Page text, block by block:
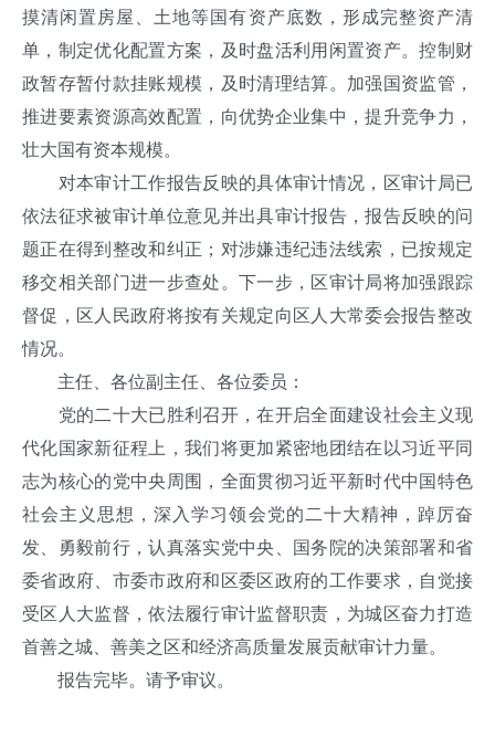
摸清闲置房屋、土地等国有资产底数，形成完整资产清
单，制定优化配置方案，及时盘活利用闲置资产。控制财
政暂存暂付款挂账规模，及时清理结算。加强国资监管，
推进要素资源高效配置，向优势企业集中，提升竞争力，
壮大国有资本规模。
对本审计工作报告反映的具体审计情况，区审计局已
依法征求被审计单位意见并出具审计报告，报告反映的问
题正在得到整改和纠正；对涉嫌违纪违法线索，已按规定
移交相关部门进一步查处。下一步，区审计局将加强跟踪
督促，区人民政府将按有关规定向区人大常委会报告整改
情况。
主任、各位副主任、各位委员：
党的二十大已胜利召开，在开启全面建设社会主义现
代化国家新征程上，我们将更加紧密地团结在以习近平同
志为核心的党中央周围，全面贯彻习近平新时代中国特色
社会主义思想，深入学习领会党的二十大精神，踔厉奋
发、勇毅前行，认真落实党中央、国务院的决策部署和省
委省政府、市委市政府和区委区政府的工作要求，自觉接
受区人大监督，依法履行审计监督职责，为城区奋力打造
首善之城、善美之区和经济高质量发展贡献审计力量。
报告完毕。请予审议。